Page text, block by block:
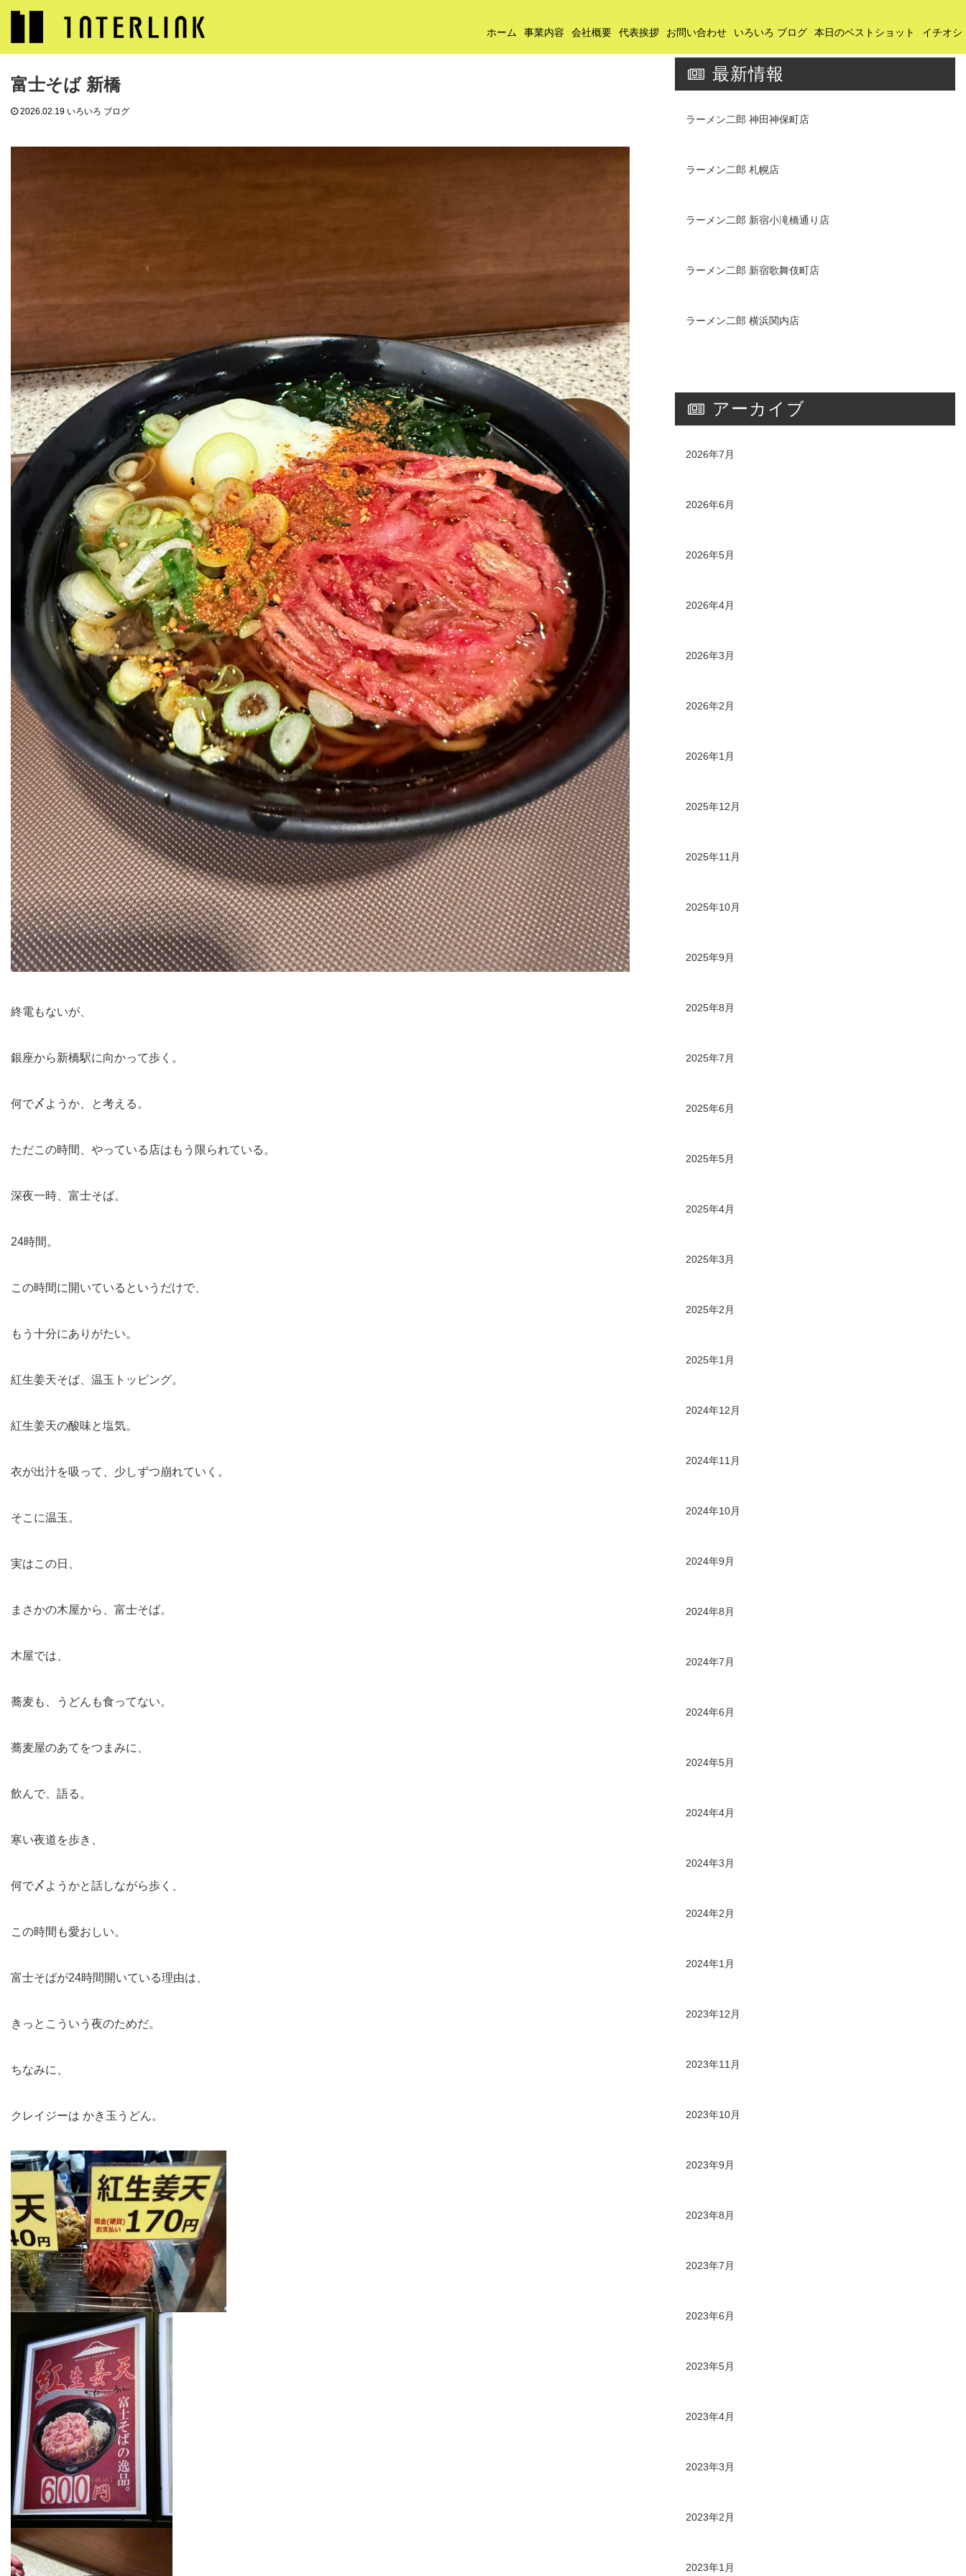
ホーム 事業内容 会社概要 代表挨拶 お問い合わせ いろいろ ブログ 本日のベストショット イチオシ
いろいろ ブログ 富士そば 新橋
富士そば 新橋
2026.02.19 いろいろ ブログ
終電もないが、
銀座から新橋駅に向かって歩く。
何で〆ようか、と考える。
ただこの時間、やっている店はもう限られている。
深夜一時、富士そば。
24時間。
この時間に開いているというだけで、
もう十分にありがたい。
紅生姜天そば、温玉トッピング。
紅生姜天の酸味と塩気。
衣が出汁を吸って、少しずつ崩れていく。
そこに温玉。
実はこの日、
まさかの木屋から、富士そば。
木屋では、
蕎麦も、うどんも食ってない。
蕎麦屋のあてをつまみに、
飲んで、語る。
寒い夜道を歩き、
何で〆ようかと話しながら歩く、
この時間も愛おしい。
富士そばが24時間開いている理由は、
きっとこういう夜のためだ。
ちなみに、
クレイジーは かき玉うどん。
最新情報
ラーメン二郎 神田神保町店
ラーメン二郎 札幌店
ラーメン二郎 新宿小滝橋通り店
ラーメン二郎 新宿歌舞伎町店
ラーメン二郎 横浜関内店
アーカイブ
2026年7月
2026年6月
2026年5月
2026年4月
2026年3月
2026年2月
2026年1月
2025年12月
2025年11月
2025年10月
2025年9月
2025年8月
2025年7月
2025年6月
2025年5月
2025年4月
2025年3月
2025年2月
2025年1月
2024年12月
2024年11月
2024年10月
2024年9月
2024年8月
2024年7月
2024年6月
2024年5月
2024年4月
2024年3月
2024年2月
2024年1月
2023年12月
2023年11月
2023年10月
2023年9月
2023年8月
2023年7月
2023年6月
2023年5月
2023年4月
2023年3月
2023年2月
2023年1月